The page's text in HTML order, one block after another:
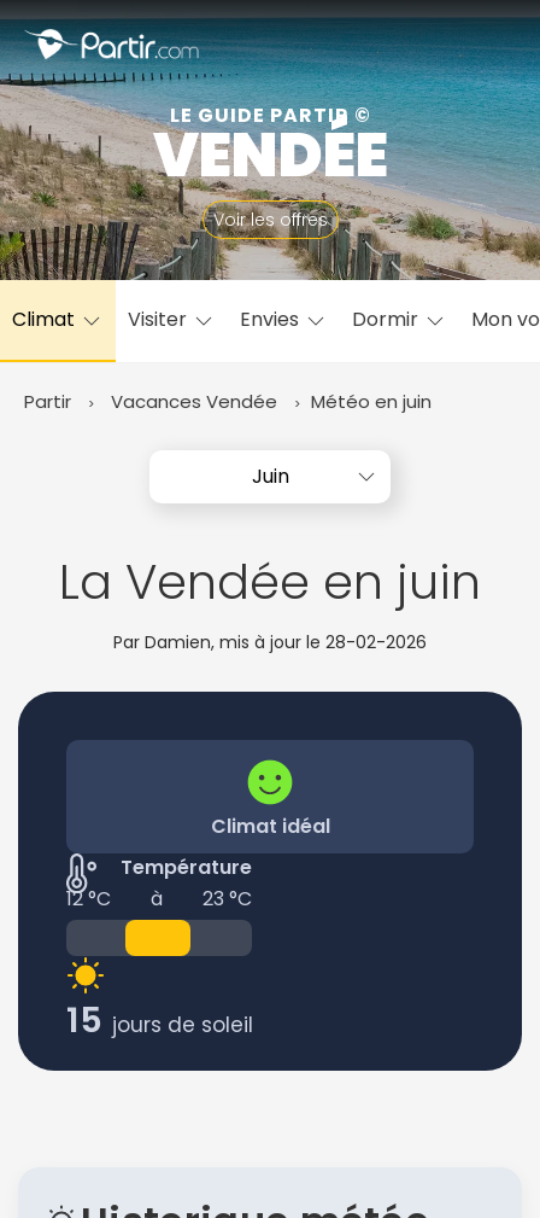
LE GUIDE PARTIR ©
VENDÉE
Voir les offres
Climat Visiter Envies Dormir Mon
Partir Vacances Vendée Météo en juin
Juin
La Vendée en juin
Par Damien, mis à jour le 28-02-2026
Climat idéal
Température
12 °C
à 23 °C
15 jours de soleil
Fermer
📍 Destinations populaires
☀️ Où partir par mois
Janvier
Juillet
Août Septembre
Octobre